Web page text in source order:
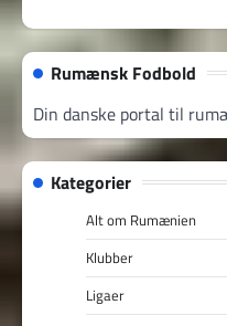
Rumænsk Fodbold
Din danske portal til
Kategorier
Alt om Rumænien
Klubber
Ligaer